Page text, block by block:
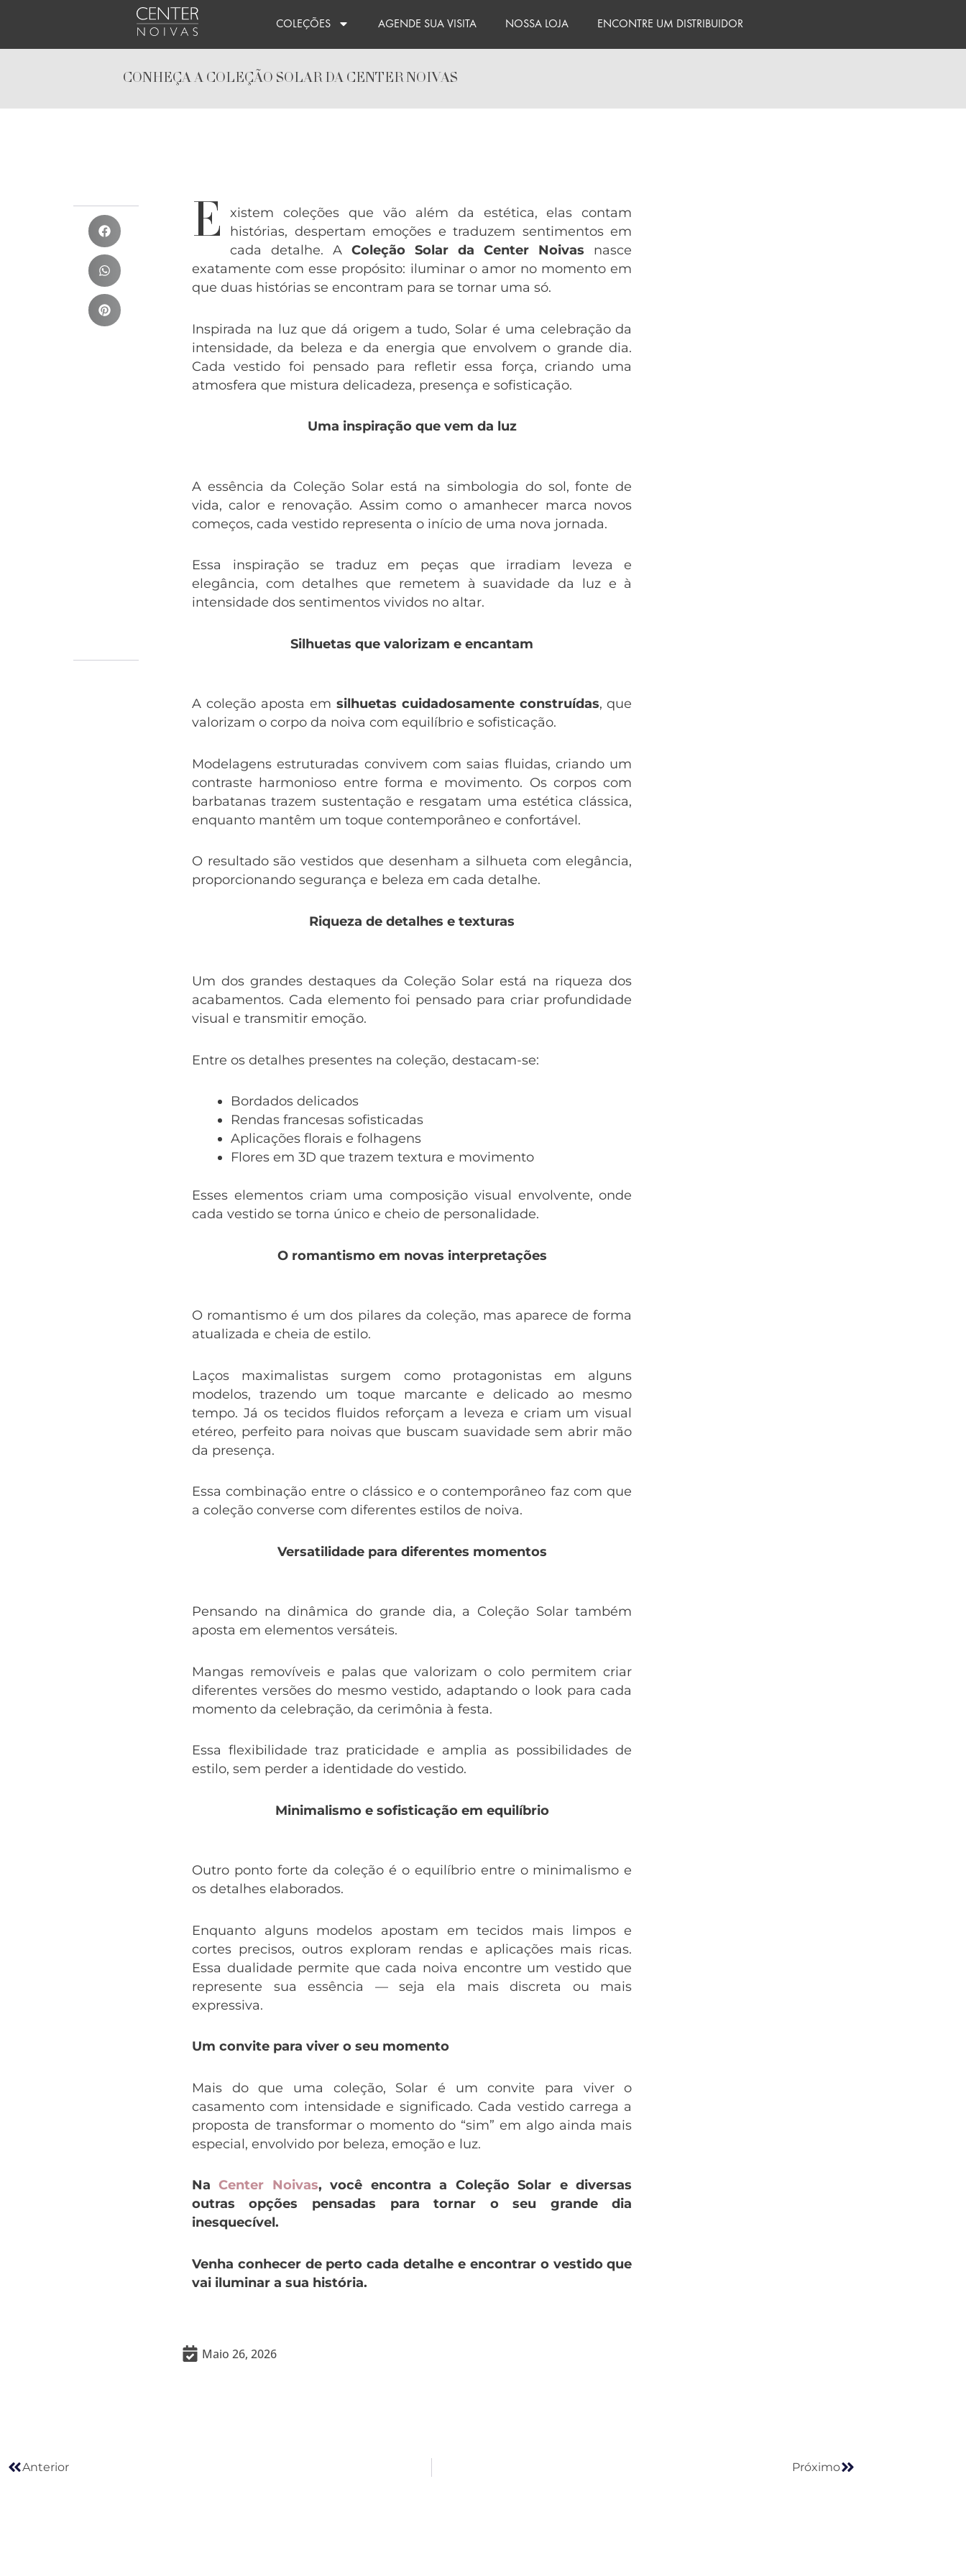
o
COLEÇÕES AGENDE SUA VISITA NOSSA LOJA ENCONTRE UM DISTRIBUIDOR
CONHEÇA A COLEÇÃO SOLAR DA CENTER NOIVAS
E
xistem coleções que vão além da estética, elas contam
histórias, despertam emoções e traduzem sentimentos em
cada detalhe. AColeção Solar da Center Noivas nasce
exatamente com esse propósito: iluminar o amor no momento em
que duas histórias se encontram para se tornar uma só.
Inspirada na luz que dá origem a tudo, Solar é uma celebração da
intensidade, da beleza e da energia que envolvem o grande dia.
Cada vestido foi pensado para refletir essa força, criando uma
atmosfera que mistura delicadeza, presença e sofisticação.
Uma inspiração que vem da luz
A essência da Coleção Solar está na simbologia do sol, fonte de
vida, calor e renovação. Assim como o amanhecer marca novos
começos, cada vestido representa o início de uma nova jornada.
Essa inspiração se traduz em peças que irradiam leveza e
elegância, com detalhes que remetem à suavidade da luz e à
intensidade dos sentimentos vividos no altar.
Silhuetas que valorizam e encantam
A coleção aposta em silhuetas cuidadosamente construídas, que
valorizam o corpo da noiva com equilíbrio e sofisticação.
Modelagens estruturadas convivem com saias fluidas, criando um
contraste harmonioso entre forma e movimento. Os corpos com
barbatanas trazem sustentação e resgatam uma estética clássica,
enquanto mantêm um toque contemporâneo e confortável.
O resultado são vestidos que desenham a silhueta com elegância,
proporcionando segurança e beleza em cada detalhe.
Riqueza de detalhes e texturas
Um dos grandes destaques da Coleção Solar está na riqueza dos
acabamentos. Cada elemento foi pensado para criar profundidade
visual e transmitir emoção.
Entre os detalhes presentes na coleção, destacam-se:
Bordados delicados
Rendas francesas sofisticadas
Aplicações florais e folhagens
Flores em 3D que trazem textura e movimento
Esses elementos criam uma composição visual envolvente, onde
cada vestido se torna único e cheio de personalidade.
O romantismo em novas interpretações
O romantismo é um dos pilares da coleção, mas aparece de forma
atualizada e cheia de estilo.
Laços maximalistas surgem como protagonistas em alguns
modelos, trazendo um toque marcante e delicado ao mesmo
tempo. Já os tecidos fluidos reforçam a leveza e criam um visual
etéreo, perfeito para noivas que buscam suavidade sem abrir mão
da presença.
Essa combinação entre o clássico e o contemporâneo faz com que
a coleção converse com diferentes estilos de noiva.
Versatilidade para diferentes momentos
Pensando na dinâmica do grande dia, a Coleção Solar também
aposta em elementos versáteis.
Mangas removíveis e palas que valorizam o colo permitem criar
diferentes versões do mesmo vestido, adaptando o look para cada
momento da celebração, da cerimônia à festa.
Essa flexibilidade traz praticidade e amplia as possibilidades de
estilo, sem perder a identidade do vestido.
Minimalismo e sofisticação em equilíbrio
Outro ponto forte da coleção é o equilíbrio entre o minimalismo e
os detalhes elaborados.
Enquanto alguns modelos apostam em tecidos mais limpos e
cortes precisos, outros exploram rendas e aplicações mais ricas.
Essa dualidade permite que cada noiva encontre um vestido que
represente sua essência — seja ela mais discreta ou mais
expressiva.
Um convite para viver o seu momento
Mais do que uma coleção, Solar é um convite para viver o
casamento com intensidade e significado. Cada vestido carrega a
proposta de transformar o momento do “sim” em algo ainda mais
especial, envolvido por beleza, emoção e luz.
NaCenter Noivas, você encontra a Coleção Solar e diversas
outras opções pensadas para tornar o seu grande dia
inesquecível.
Venha conhecer de perto cada detalhe e encontrar o vestido que
vai iluminar a sua história.
Maio 26, 2026
Anterior Próximo